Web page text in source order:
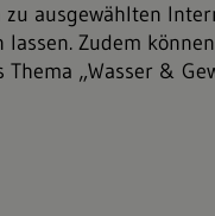
ausgewählten
Zudem
„Wasser &